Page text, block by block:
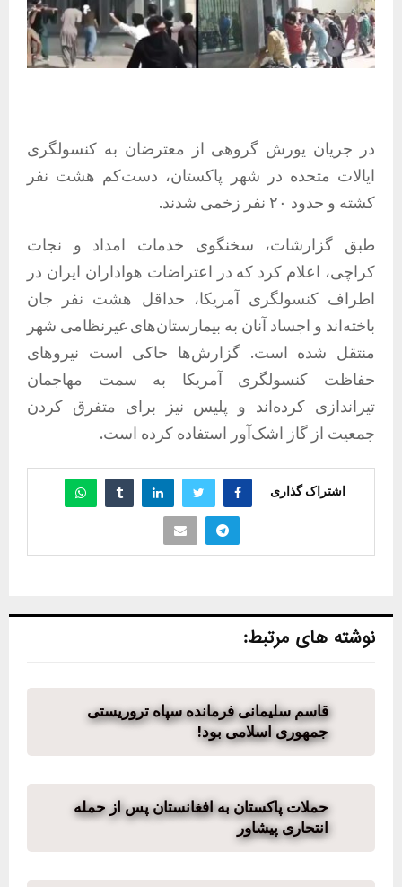
در جریان یورش گروهی از معترضان به کنسولگری
ایالات متحده در شهر پاکستان، دست‌کم هشت نفر
کشته و حدود ۲۰ نفر زخمی شدند.
طبق گزارشات، سخنگوی خدمات امداد و نجات
کراچی، اعلام کرد که در اعتراضات هواداران ایران در
اطراف کنسولگری آمریکا، حداقل هشت نفر جان
باخته‌اند و اجساد آنان به بیمارستان‌های غیرنظامی شهر
منتقل شده است. گزارش‌ها حاکی است نیروهای
حفاظت کنسولگری آمریکا به سمت مهاجمان
تیراندازی کرده‌اند و پلیس نیز برای متفرق کردن
جمعیت از گاز اشک‌آور استفاده کرده است.
اشتراک گذاری
نوشته های مرتبط:
قاسم سلیمانی فرمانده سپاه تروریستی
جمهوری اسلامی بود!
حملات پاکستان به افغانستان پس از حمله
انتحاری پیشاور